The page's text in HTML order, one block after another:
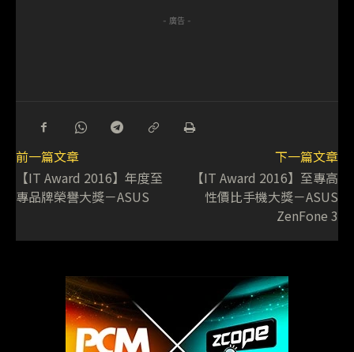
- 廣告 -
前一篇文章
【IT Award 2016】年度至
專品牌榮譽大獎－ASUS
下一篇文章
【IT Award 2016】至專高
性價比手機大獎－ASUS
ZenFone 3